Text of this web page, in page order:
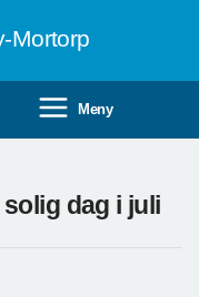
Mortorp
Meny
dag i juli